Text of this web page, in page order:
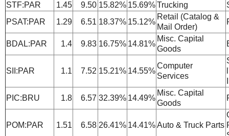
STF:PAR
1.45 9.50 15.82% 15.69%Trucking
PSAT:PAR
1.29 6.51 18.37% 15.12%
Retail (Catalog &
Mail Order)
BDAL:PAR 1.4 9.83 16.75% 14.81%
Misc. Capital
Goods
SII:PAR 1.1 7.52 15.21% 14.55%
Computer
Services
PIC:BRU
1.8 6.57 32.39% 14.49%
Misc. Capital
Goods
POM:PAR 1.51 6.58 26.41% 14.41%Auto & Truck Parts